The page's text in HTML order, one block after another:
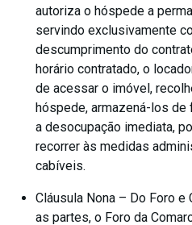
autoriza o hóspede a
servindo exclusivamente
descumprimento do
horário contratado, o
de acessar o imóvel,
hóspede, armazená-los
a desocupação imediata,
recorrer às medidas
cabíveis.
Cláusula Nona – Do Foro e
as partes, o Foro da